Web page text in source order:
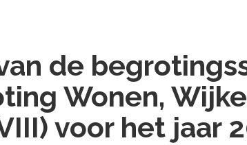
de
Wonen,
voor het jaar